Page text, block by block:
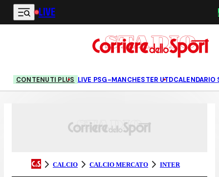
Vai al contenuto principale
LIVE
CONTENUTI PLUS LIVE PSG-MANCHESTER UTDCALENDARIO
CALCIO CALCIO MERCATO INTER